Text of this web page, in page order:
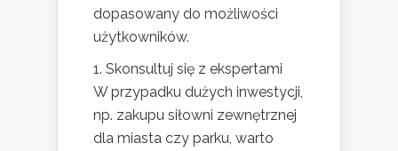
dopasowany do możliwości
użytkowników.
1. Skonsultuj się z ekspertami
W przypadku dużych inwestycji,
np. zakupu siłowni zewnętrznej
dla miasta czy parku, warto